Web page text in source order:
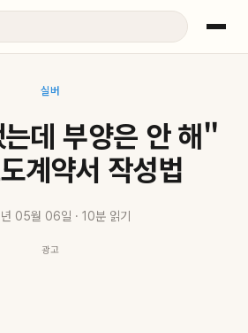
실버
데 부양은 안 해"
계약서 작성법
05월 06일 · 10분 읽기
광고